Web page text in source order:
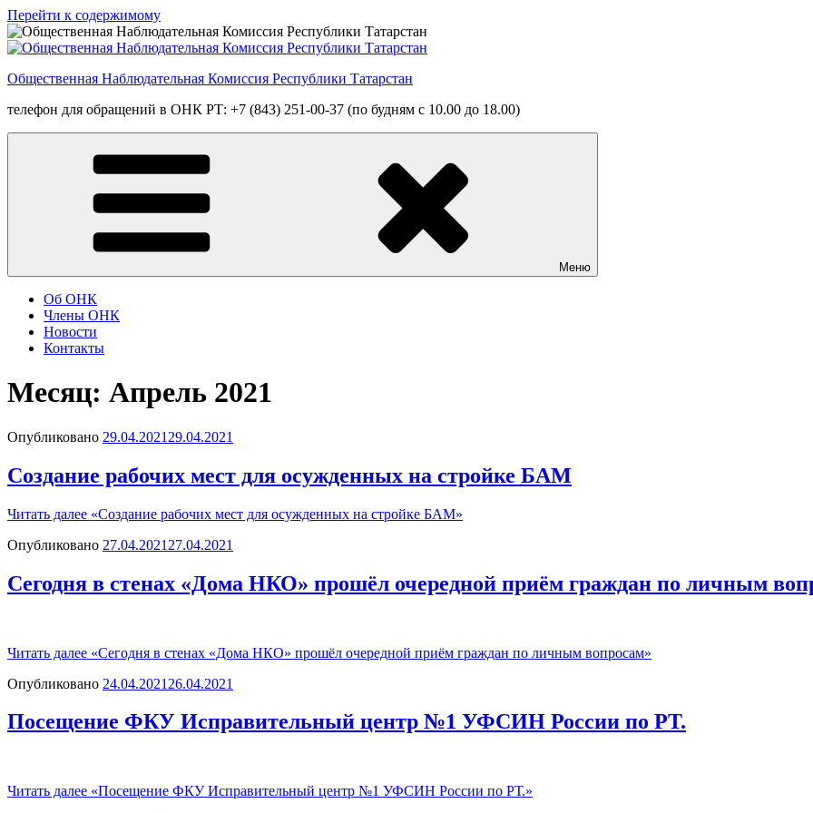
Перейти к содержимому
Общественная Наблюдательная Комиссия Республики Татарстан
телефон для обращений в ОНК РТ: +7 (843) 251-00-37 (по будням с 10.00 до 18.00)
Меню
Об ОНК
Члены ОНК
Новости
Контакты
Месяц: Апрель 2021
Опубликовано 29.04.2021 29.04.2021
Создание рабочих мест для осужденных на стройке БАМ
Читать далее «Создание рабочих мест для осужденных на стройке БАМ»
Опубликовано 27.04.2021 27.04.2021
Сегодня в стенах «Дома НКО» прошёл очередной приём граждан по личным
Читать далее «Сегодня в стенах «Дома НКО» прошёл очередной приём граждан по личным вопросам»
Опубликовано 24.04.2021 26.04.2021
Посещение ФКУ Исправительный центр №1 УФСИН России по РТ.
Читать далее «Посещение ФКУ Исправительный центр №1 УФСИН России по РТ.»